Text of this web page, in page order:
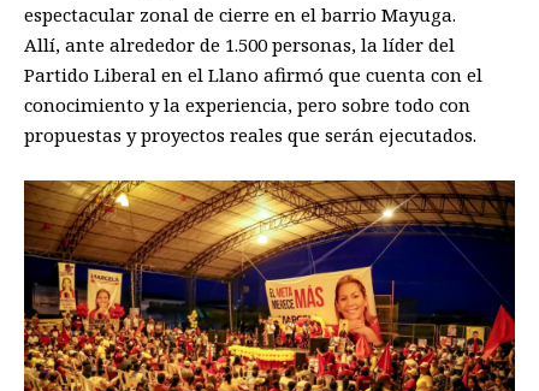
espectacular zonal de cierre en el barrio Mayuga.
Allí, ante alrededor de 1.500 personas, la líder del
Partido Liberal en el Llano afirmó que cuenta con el
conocimiento y la experiencia, pero sobre todo con
propuestas y proyectos reales que serán ejecutados.